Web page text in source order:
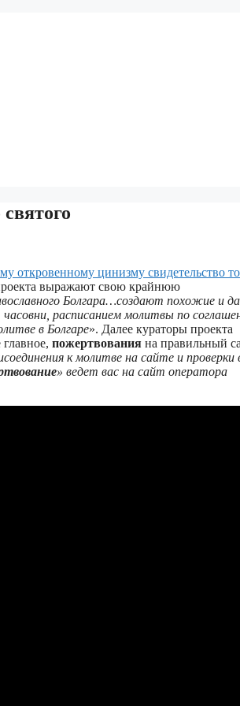
откровенному цинизму свидетельство
выражают свою крайнюю
Болгара…создают похожие и
расписанием молитвы по
в Болгаре». Далее кураторы проекта
пожертвования на правильный
к молитве на сайте и проверки
» ведет вас на сайт оператора